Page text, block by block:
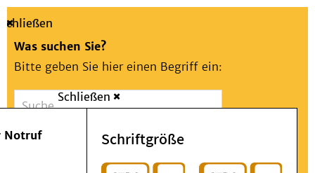
Suche
Schließen
Was suchen Sie?
Bitte geben Sie hier einen Begriff ein:
Suchen
Notfall
Schließen
Notruf Schriftgröße
Menü